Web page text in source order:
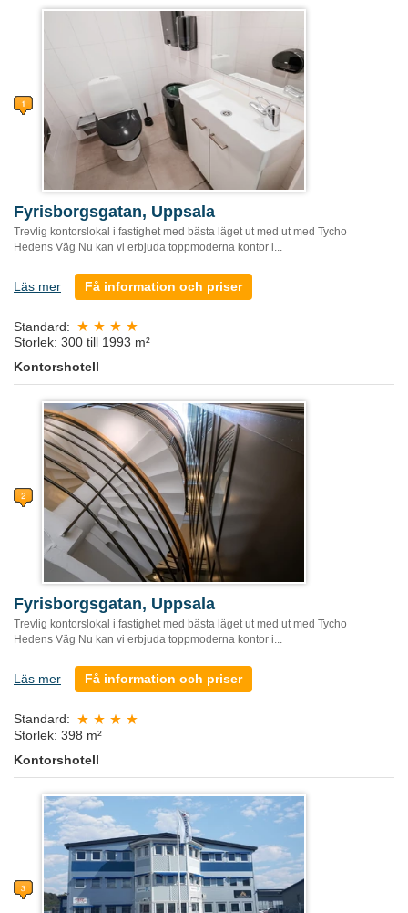
Fyrisborgsgatan, Uppsala
Trevlig kontorslokal i fastighet med bästa läget ut med ut med Tycho
Hedens Väg Nu kan vi erbjuda toppmoderna kontor i...
Läs mer Få information och priser
Standard:
Storlek: 300 till 1993 m²
Kontorshotell
Fyrisborgsgatan, Uppsala
Trevlig kontorslokal i fastighet med bästa läget ut med ut med Tycho
Hedens Väg Nu kan vi erbjuda toppmoderna kontor i...
Läs mer Få information och priser
Standard:
Storlek: 398 m²
Kontorshotell